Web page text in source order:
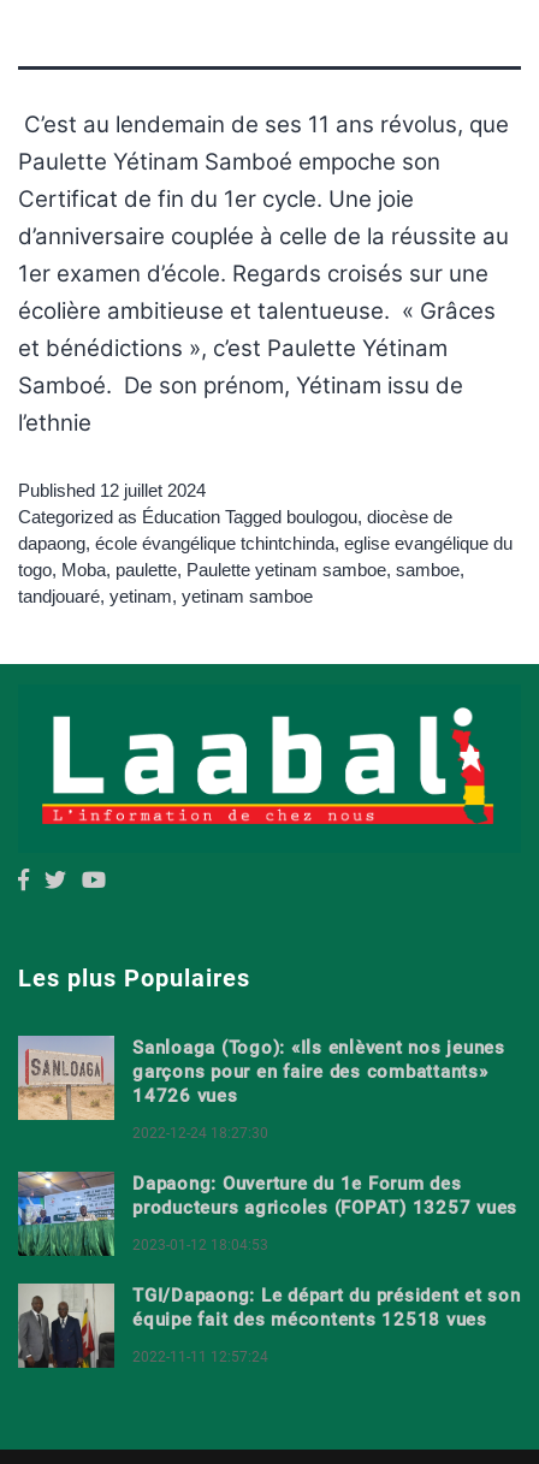
C’est au lendemain de ses 11 ans révolus, que
Paulette Yétinam Samboé empoche son
Certificat de fin du 1er cycle. Une joie
d’anniversaire couplée à celle de la réussite au
1er examen d’école. Regards croisés sur une
écolière ambitieuse et talentueuse. « Grâces
et bénédictions », c’est Paulette Yétinam
Samboé. De son prénom, Yétinam issu de
l’ethnie
Published 12 juillet 2024
Categorized as Éducation Tagged boulogou, diocèse de
dapaong, école évangélique tchintchinda, eglise evangélique du
togo, Moba, paulette, Paulette yetinam samboe, samboe,
tandjouaré, yetinam, yetinam samboe
Les plus Populaires
Sanloaga (Togo): «Ils enlèvent nos jeunes
garçons pour en faire des combattants»
14726 vues
2022-12-24 18:27:30
Dapaong: Ouverture du 1e Forum des
producteurs agricoles (FOPAT) 13257 vues
2023-01-12 18:04:53
TGI/Dapaong: Le départ du président et son
équipe fait des mécontents 12518 vues
2022-11-11 12:57:24